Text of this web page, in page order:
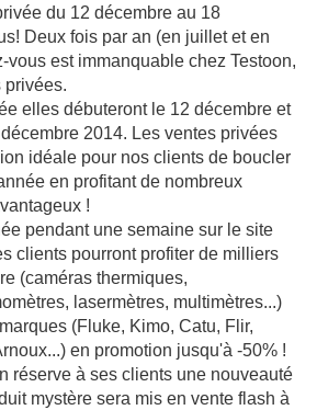
du 12 décembre au 18
Deux fois par an (en juillet et en
vous est immanquable chez Testoon,
privées.
elles débuteront le 12 décembre et
2014. Les ventes privées
idéale pour nos clients de boucler
en profitant de nombreux
!
pendant une semaine sur le site
clients pourront profiter de milliers
(caméras thermiques,
lasermètres, multimètres...)
(Fluke, Kimo, Catu, Flir,
en promotion jusqu'à -50% !
réserve à ses clients une nouveauté
mystère sera mis en vente flash à